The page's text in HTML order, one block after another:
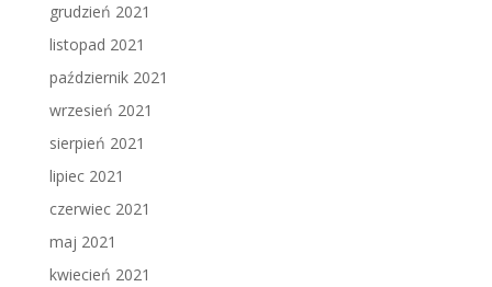
grudzień 2021
listopad 2021
październik 2021
wrzesień 2021
sierpień 2021
lipiec 2021
czerwiec 2021
maj 2021
kwiecień 2021